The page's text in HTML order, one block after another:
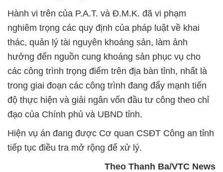
Hành vi trên của P.A.T. và Đ.M.K. đã vi phạm
nghiêm trọng các quy định của pháp luật về khai
thác, quản lý tài nguyên khoáng sản, làm ảnh
hưởng đến nguồn cung khoáng sản phục vụ cho
các công trình trọng điểm trên địa bàn tỉnh, nhất là
trong giai đoạn các công trình đang đẩy mạnh tiến
độ thực hiện và giải ngân vốn đầu tư công theo chỉ
đạo của Chính phủ và UBND tỉnh.
Hiện vụ án đang được Cơ quan CSĐT Công an tỉnh
tiếp tục điều tra mở rộng để xử lý.
Theo Thanh Ba/VTC News